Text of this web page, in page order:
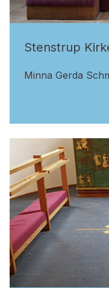
Stenstrup
Minna Gerda